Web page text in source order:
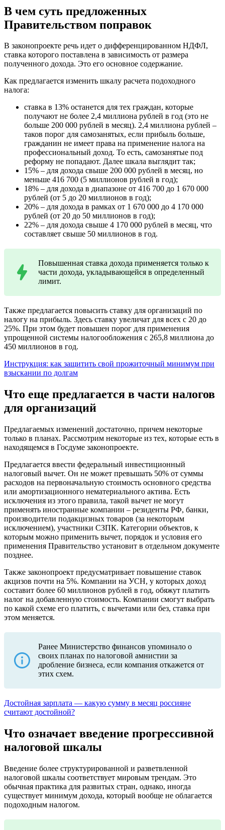
В чем суть предложенных
Правительством поправок
В законопроекте речь идет о дифференцированном НДФЛ,
ставка которого поставлена в зависимость от размера
полученного дохода. Это его основное содержание.
Как предлагается изменить шкалу расчета подоходного
налога:
ставка в 13% останется для тех граждан, которые
получают не более 2,4 миллиона рублей в год (это не
больше 200 000 рублей в месяц). 2,4 миллиона рублей –
таков порог для самозанятых, если прибыль больше,
гражданин не имеет права на применение налога на
профессиональный доход. То есть, самозанятые под
реформу не попадают. Далее шкала выглядит так;
15% – для дохода свыше 200 000 рублей в месяц, но
меньше 416 700 (5 миллионов рублей в год);
18% – для дохода в диапазоне от 416 700 до 1 670 000
рублей (от 5 до 20 миллионов в год);
20% – для дохода в рамках от 1 670 000 до 4 170 000
рублей (от 20 до 50 миллионов в год);
22% – для дохода свыше 4 170 000 рублей в месяц, что
составляет свыше 50 миллионов в год.
Повышенная ставка дохода применяется только к
части дохода, укладывающейся в определенный
лимит.
Также предлагается повысить ставку для организаций по
налогу на прибыль. Здесь ставку увеличат для всех с 20 до
25%. При этом будет повышен порог для применения
упрощенной системы налогообложения с 265,8 миллиона до
450 миллионов в год.
Инструкция: как защитить свой прожиточный минимум при
взыскании по долгам
Что еще предлагается в части налогов
для организаций
Предлагаемых изменений достаточно, причем некоторые
только в планах. Рассмотрим некоторые из тех, которые есть в
находящемся в Госдуме законопроекте.
Предлагается ввести федеральный инвестиционный
налоговый вычет. Он не может превышать 50% от суммы
расходов на первоначальную стоимость основного средства
или амортизационного нематериального актива. Есть
исключения из этого правила, такой вычет не могут
применять иностранные компании – резиденты РФ, банки,
производители подакцизных товаров (за некоторым
исключением), участники СЗПК. Категории объектов, к
которым можно применить вычет, порядок и условия его
применения Правительство установит в отдельном документе
позднее.
Также законопроект предусматривает повышение ставок
акцизов почти на 5%. Компании на УСН, у которых доход
составит более 60 миллионов рублей в год, обяжут платить
налог на добавленную стоимость. Компании смогут выбрать
по какой схеме его платить, с вычетами или без, ставка при
этом меняется.
Ранее Министерство финансов упоминало о
своих планах по налоговой амнистии за
дробление бизнеса, если компания откажется от
этих схем.
Достойная зарплата — какую сумму в месяц россияне
считают достойной?
Что означает введение прогрессивной
налоговой шкалы
Введение более структурированной и разветвленной
налоговой шкалы соответствует мировым трендам. Это
обычная практика для развитых стран, однако, иногда
существует минимум дохода, который вообще не облагается
подоходным налогом.